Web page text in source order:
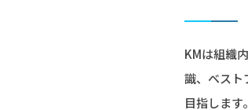
KMは組織
識、ベスト
目指します。